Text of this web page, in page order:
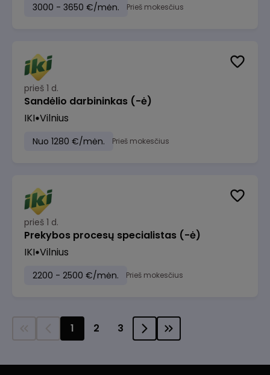
3000 - 3650 €/mėn. Prieš mokesčius
prieš 1 d.
Sandėlio darbininkas (-ė)
IKI Vilnius
Nuo 1280 €/mėn. Prieš mokesčius
prieš 1 d.
Prekybos procesų specialistas (-ė)
IKI Vilnius
2200 - 2500 €/mėn. Prieš mokesčius
1 2 3